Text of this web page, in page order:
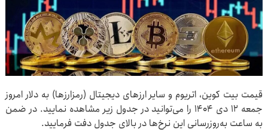
قیمت بیت کوین، اتریوم و سایر ارزهای دیجیتال (رمزارزها) به دلار امروز
جمعه ۱۲ دی ۱۴۰۴ را می‌توانید در جدول زیر مشاهده نمایید. در ضمن
به ساعت به‌روزرسانی این نرخ‌ها در بالای جدول دفت فرمایید.